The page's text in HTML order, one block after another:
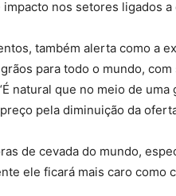
nos setores ligados
também alerta como a
para todo o mundo,
natural que no meio de
pela diminuição da
de cevada do mundo,
ele ficará mais caro como